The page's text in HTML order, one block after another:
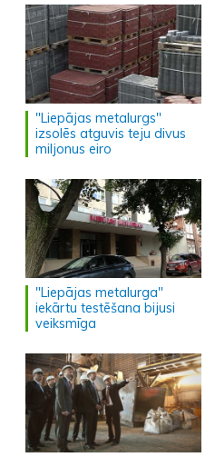
"Liepājas metalurgs"
izsolēs atguvis teju divus
miljonus eiro
"Liepājas metalurga"
iekārtu testēšana bijusi
veiksmīga